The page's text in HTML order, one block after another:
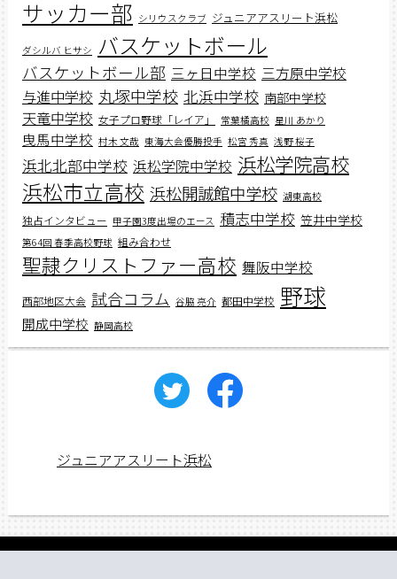
サッカー部 シリウスクラブ ジュニアアスリート浜松
ダシルバ ヒサシ バスケットボール
バスケットボール部 三ヶ日中学校 三方原中学校
与進中学校 丸塚中学校 北浜中学校 南部中学校
天竜中学校 女子プロ野球「レイア」 常葉橘高校 星川 あかり
曳馬中学校 村木 文哉 東海大会優勝投手 松宮 秀真 浅野 桜子
浜北北部中学校 浜松学院中学校 浜松学院高校
浜松市立高校 浜松開誠館中学校 湖東高校
独占インタビュー 甲子園3度出場のエース 積志中学校 笠井中学校
第64回 春季高校野球 組み合わせ
聖隷クリストファー高校 舞阪中学校
西部地区大会 試合コラム 谷脇 亮介 都田中学校 野球
開成中学校 静岡高校
ジュニアアスリート浜松